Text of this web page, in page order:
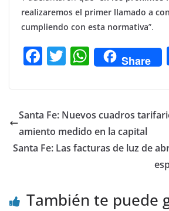
realizaremos el primer llamado a
cumpliendo con esta normativa”.
F
e
b
o
T
er
W
h
s
A
p
Share
Santa Fe: Nuevos cuadros
amiento medido en la capital
Santa Fe: Las facturas de luz de
También te puede